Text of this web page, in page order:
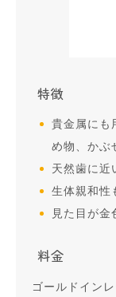
特徴
貴金属にも
め物、かぶ
天然歯に近
生体親和性
見た目が金
料金
ゴールドイン